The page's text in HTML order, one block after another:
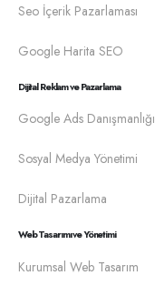
Seo İçerik Pazarlaması
Google Harita SEO
Dijital Reklam ve Pazarlama
Google Ads Danışmanlığı
Sosyal Medya Yönetimi
Dijital Pazarlama
Web Tasarımı ve Yönetimi
Kurumsal Web Tasarım